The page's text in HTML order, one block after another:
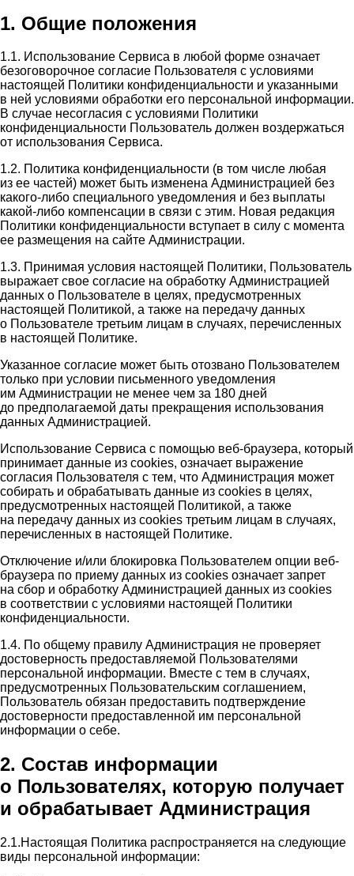
1. Общие положения
1.1. Использование Сервиса в любой форме означает
безоговорочное согласие Пользователя с условиями
настоящей Политики конфиденциальности и указанными
в ней условиями обработки его персональной информации.
В случае несогласия с условиями Политики
конфиденциальности Пользователь должен воздержаться
от использования Сервиса.
1.2. Политика конфиденциальности (в том числе любая
из ее частей) может быть изменена Администрацией без
какого-либо специального уведомления и без выплаты
какой-либо компенсации в связи с этим. Новая редакция
Политики конфиденциальности вступает в силу с момента
ее размещения на сайте Администрации.
1.3. Принимая условия настоящей Политики, Пользователь
выражает свое согласие на обработку Администрацией
данных о Пользователе в целях, предусмотренных
настоящей Политикой, а также на передачу данных
о Пользователе третьим лицам в случаях, перечисленных
в настоящей Политике.
Указанное согласие может быть отозвано Пользователем
только при условии письменного уведомления
им Администрации не менее чем за 180 дней
до предполагаемой даты прекращения использования
данных Администрацией.
Использование Сервиса с помощью веб-браузера, который
принимает данные из cookies, означает выражение
согласия Пользователя с тем, что Администрация может
собирать и обрабатывать данные из cookies в целях,
предусмотренных настоящей Политикой, а также
на передачу данных из cookies третьим лицам в случаях,
перечисленных в настоящей Политике.
Отключение и/или блокировка Пользователем опции веб-
браузера по приему данных из cookies означает запрет
на сбор и обработку Администрацией данных из cookies
в соответствии с условиями настоящей Политики
конфиденциальности.
1.4. По общему правилу Администрация не проверяет
достоверность предоставляемой Пользователями
персональной информации. Вместе с тем в случаях,
предусмотренных Пользовательским соглашением,
Пользователь обязан предоставить подтверждение
достоверности предоставленной им персональной
информации о себе.
2. Состав информации
о Пользователях, которую получает
и обрабатывает Администрация
2.1.Настоящая Политика распространяется на следующие
виды персональной информации: